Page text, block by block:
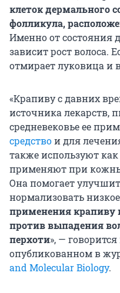
клеток дермального
фолликула,
Именно от состояния
зависит рост волоса.
отмирает луковица и
«Крапиву с давних
источника лекарств,
средневековье ее
средствои для
также используют как
применяют при
Она помогает
нормализовать
применения крапиву
против выпадения
перхоти», —
опубликованном в
and Molecular Biology.